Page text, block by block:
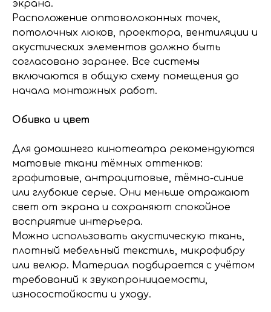
экрана.
Расположение оптоволоконных точек,
потолочных люков, проектора, вентиляции и
акустических элементов должно быть
согласовано заранее. Все системы
включаются в общую схему помещения до
начала монтажных работ.
Обивка и цвет
Для домашнего кинотеатра рекомендуются
матовые ткани тёмных оттенков:
графитовые, антрацитовые, тёмно-синие
или глубокие серые. Они меньше отражают
свет от экрана и сохраняют спокойное
восприятие интерьера.
Можно использовать акустическую ткань,
плотный мебельный текстиль, микрофибру
или велюр. Материал подбирается с учётом
требований к звукопроницаемости,
износостойкости и уходу.